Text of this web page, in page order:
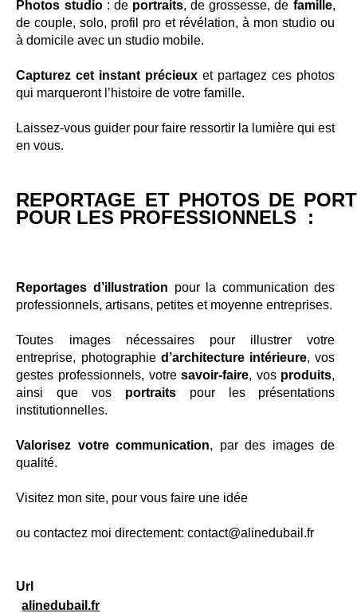
Photos studio: de portraits, de grossesse, de famille,
de couple, solo, profil pro et révélation, à mon studio ou
à domicile avec un studio mobile.
Capturez cet instant précieux et partagez ces photos
qui marqueront l’histoire de votre famille.
Laissez-vous guider pour faire ressortir la lumière qui est
en vous.
REPORTAGE ET PHOTOS DE
POUR LES PROFESSIONNELS :
Reportages d’illustration pour la communication des
professionnels, artisans, petites et moyenne entreprises.
Toutes images nécessaires pour illustrer votre
entreprise, photographie d’architecture intérieure, vos
gestes professionnels, votresavoir-faire, vos produits,
ainsi que vos portraitspour les présentations
institutionnelles.
Valorisez votre communication, par des images de
qualité.
Visitez mon site, pour vous faire une idée
ou contactez moi directement: contact@alinedubail.fr
Url
alinedubail.fr